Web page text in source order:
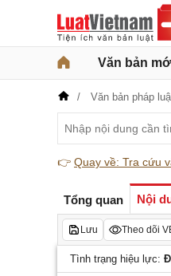
Văn bản
Văn bản pháp
👉 Quay về: Tra cứu
Tổng quan Nội
Lưu Theo dõi
Tình trạng hiệu lực: